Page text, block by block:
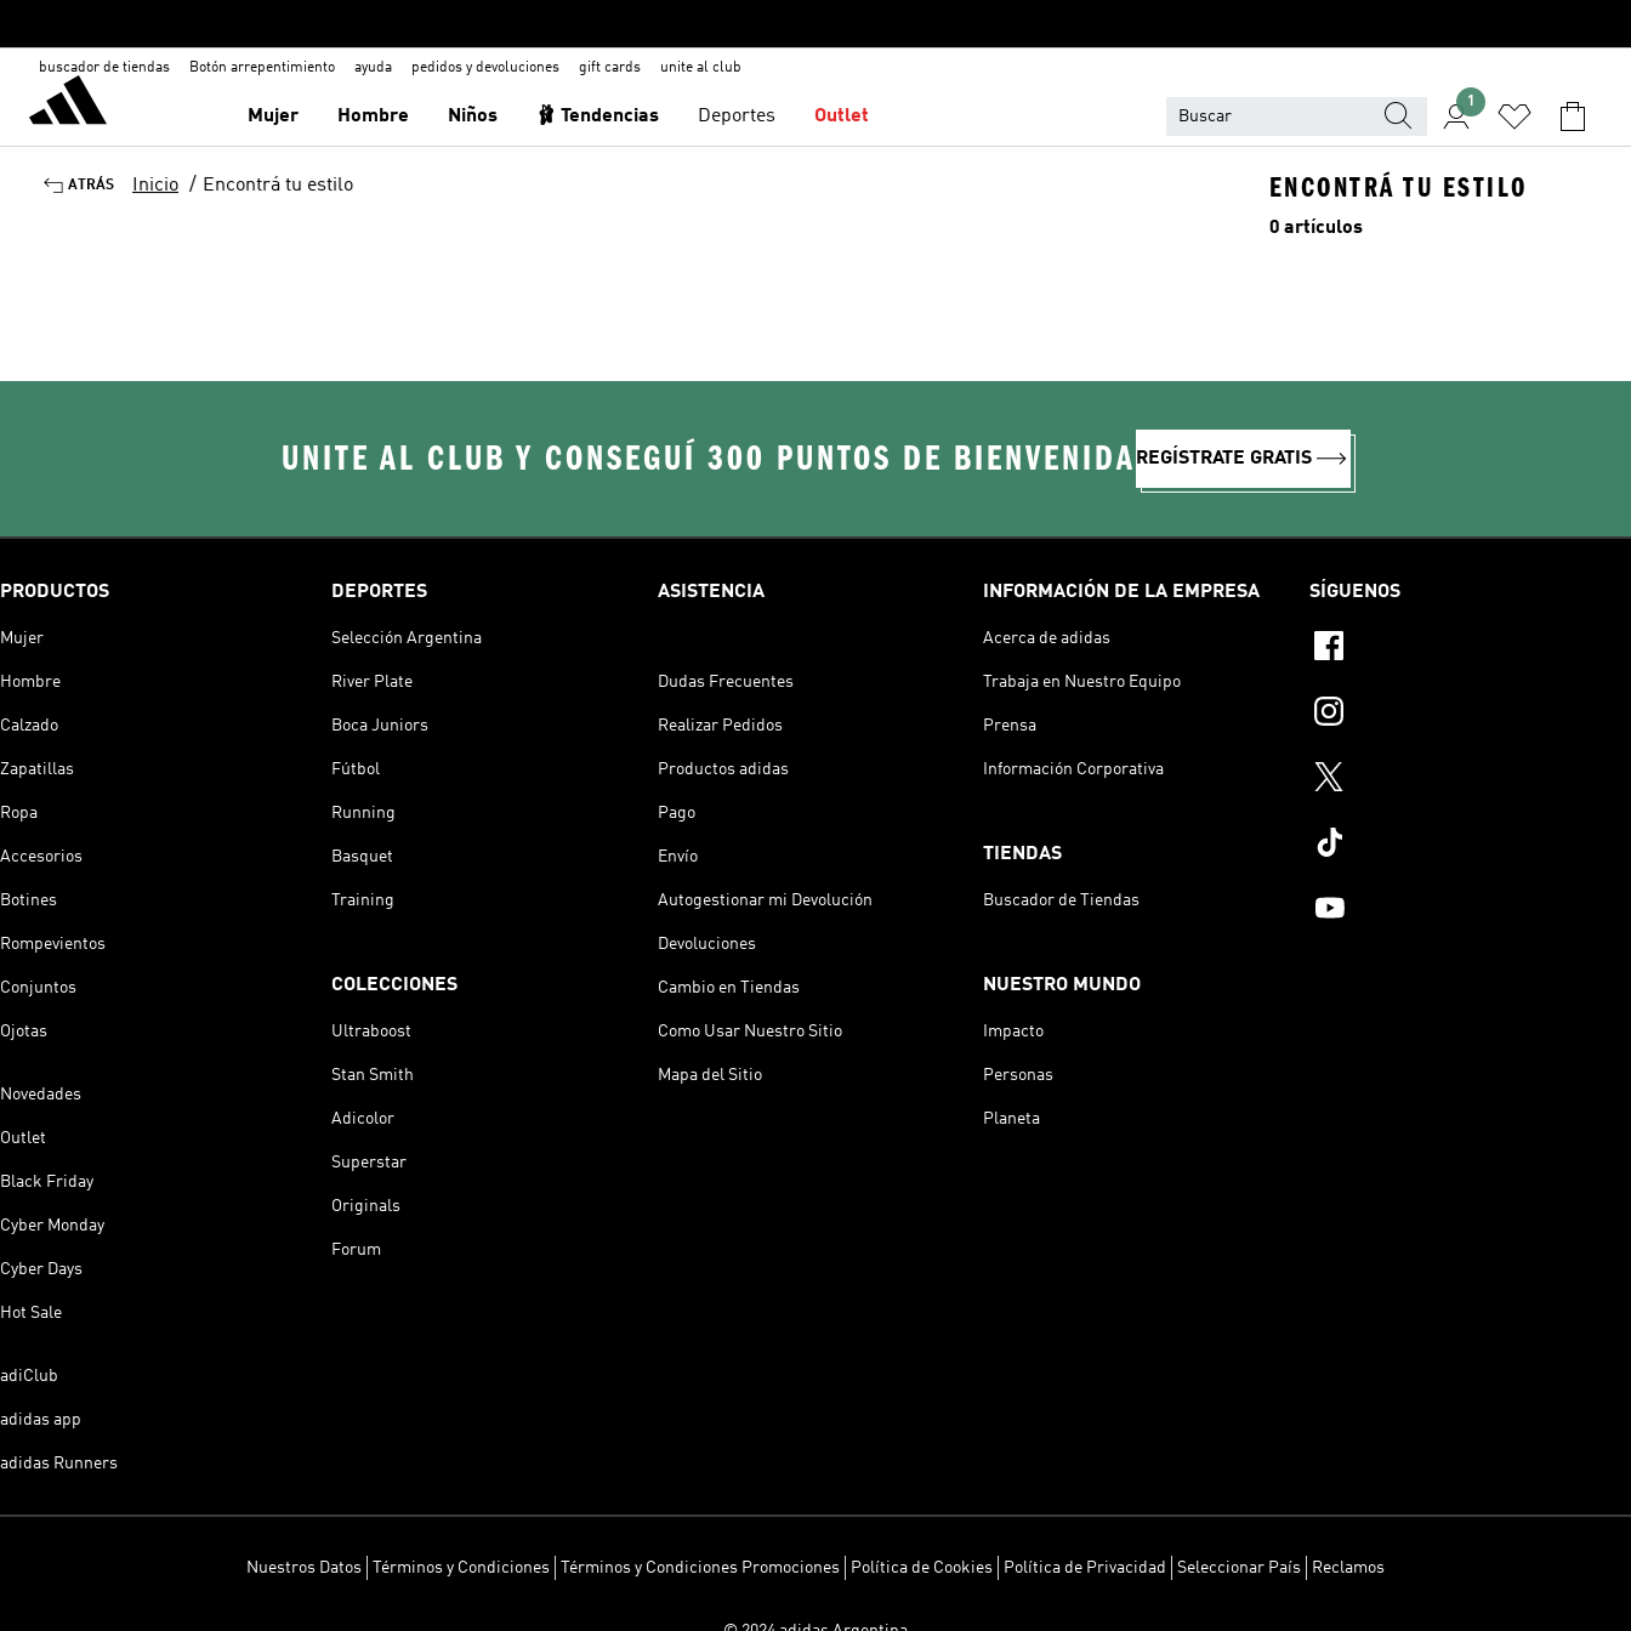
buscador de tiendas Botón arrepentimiento ayuda pedidos y devoluciones gift cards unite al club
Mujer Hombre Niños 🩰 Tendencias Deportes Outlet
1
ATRÁS Inicio / Encontrá tu estilo ENCONTRÁ TU ESTILO
0 artículos
UNITE AL CLUB Y CONSEGUÍ 300 PUNTOS DE BIENVENIDA REGÍSTRATE GRATIS
PRODUCTOS
Mujer
Hombre
Calzado
Zapatillas
Ropa
Accesorios
Botines
Rompevientos
Conjuntos
Ojotas
Novedades
Outlet
Black Friday
Cyber Monday
Cyber Days
Hot Sale
adiClub
adidas app
adidas Runners
DEPORTES
Selección Argentina
River Plate
Boca Juniors
Fútbol
Running
Basquet
Training
COLECCIONES
Ultraboost
Stan Smith
Adicolor
Superstar
Originals
Forum
ASISTENCIA
Dudas Frecuentes
Realizar Pedidos
Productos adidas
Pago
Envío
Autogestionar mi Devolución
Devoluciones
Cambio en Tiendas
Como Usar Nuestro Sitio
Mapa del Sitio
INFORMACIÓN DE LA EMPRESA
Acerca de adidas
Trabaja en Nuestro Equipo
Prensa
Información Corporativa
TIENDAS
Buscador de Tiendas
NUESTRO MUNDO
Impacto
Personas
Planeta
SÍGUENOS
Nuestros Datos Términos y Condiciones Términos y Condiciones Promociones Política de Cookies Política de Privacidad Seleccionar País Reclamos